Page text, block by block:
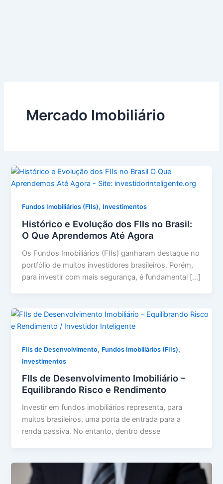
Mercado Imobiliário
Fundos Imobiliários (FIIs), Investimentos
Histórico e Evolução dos FIIs no Brasil:
O Que Aprendemos Até Agora
Os Fundos Imobiliários (FIIs) ganharam destaque no
portfólio de muitos investidores brasileiros. Porém,
para investir com mais segurança, é fundamental […]
FIIs de Desenvolvimento, Fundos Imobiliários (FIIs),
Investimentos
FIIs de Desenvolvimento Imobiliário –
Equilibrando Risco e Rendimento
Investir em fundos imobiliários representa, para
muitos brasileiros, uma porta de entrada para a
renda passiva. No entanto, dentro desse